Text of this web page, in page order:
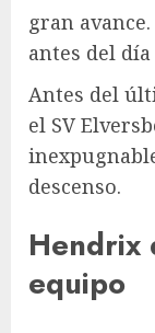
gran
antes del día
Antes del
el SV
descenso.
Hendrix
equipo